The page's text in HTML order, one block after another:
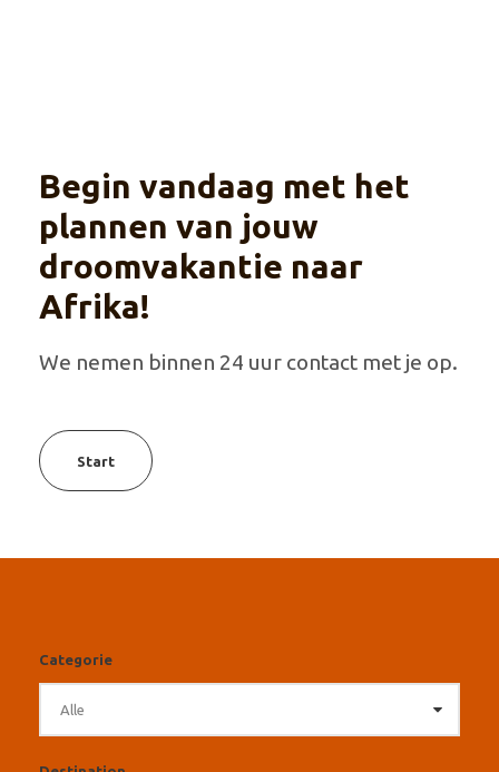
Begin vandaag met het
plannen van jouw
droomvakantie naar
Afrika!
We nemen binnen 24 uur contact met je op.
Start
Categorie